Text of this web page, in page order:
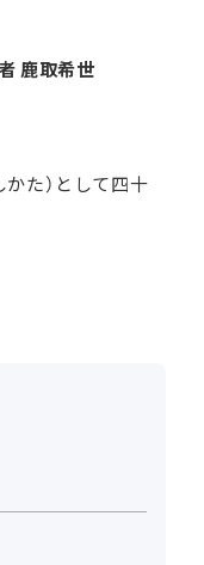
鹿取希世
た）として四十